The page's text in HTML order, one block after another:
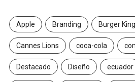
Apple Branding Burger King
Cannes Lions coca-cola
Destacado Diseño ecuador